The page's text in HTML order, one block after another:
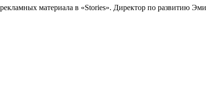
материала в «Stories». Директор по развитию Эми